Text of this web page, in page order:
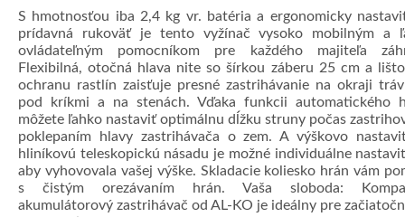
S hmotnosťou iba 2,4 kg vr. batéria a ergonomicky
prídavná rukoväť je tento vyžínač vysoko mobilným a
ovládateľným pomocníkom pre každého majiteľa
Flexibilná, otočná hlava nite so šírkou záberu 25 cm a
ochranu rastlín zaisťuje presné zastrihávanie na okraji
pod kríkmi a na stenách. Vďaka funkcii automatického
môžete ľahko nastaviť optimálnu dĺžku struny počas
poklepaním hlavy zastrihávača o zem. A výškovo
hliníkovú teleskopickú násadu je možné individuálne
aby vyhovovala vašej výške. Skladacie koliesko hrán vám
s čistým orezávaním hrán. Vaša sloboda:
akumulátorový zastrihávač od AL-KO je ideálny pre